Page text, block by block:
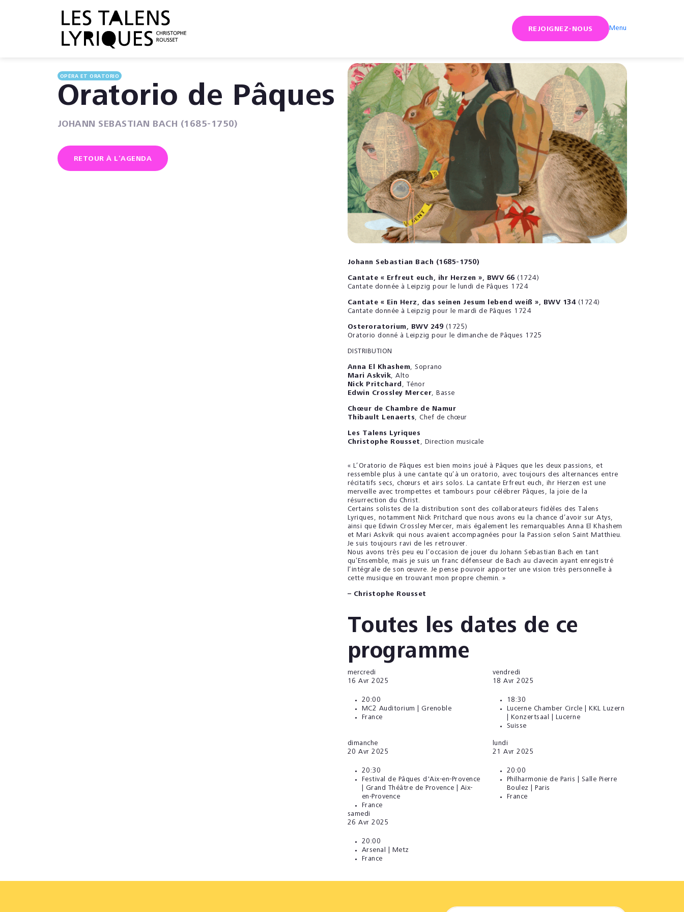
REJOIGNEZ-NOUS Menu
OPÉRA ET ORATORIO
Oratorio de Pâques
JOHANN SEBASTIAN BACH (1685-1750)
RETOUR À L’AGENDA
Johann Sebastian Bach (1685-1750)
Cantate « Erfreut euch, ihr Herzen », BWV 66 (1724)
Cantate donnée à Leipzig pour le lundi de Pâques 1724
Cantate « Ein Herz, das seinen Jesum lebend weiß », BWV 134(1724)
Cantate donnée à Leipzig pour le mardi de Pâques 1724
Osteroratorium, BWV 249 (1725)
Oratorio donné à Leipzig pour le dimanche de Pâques 1725
DISTRIBUTION
Anna El Khashem, Soprano
Mari Askvik, Alto
Nick Pritchard , Ténor
Edwin Crossley Mercer, Basse
Chœur de Chambre de Namur
Thibault Lenaerts, Chef de chœur
Les Talens Lyriques
Christophe Rousset , Direction musicale
« L’Oratorio de Pâques est bien moins joué à Pâques que les deux passions, et
ressemble plus à une cantate qu’à un oratorio, avec toujours des alternances entre
récitatifs secs, chœurs et airs solos. La cantate Erfreut euch, ihr Herzen est une
merveille avec trompettes et tambours pour célébrer Pâques, la joie de la
résurrection du Christ.
Certains solistes de la distribution sont des collaborateurs fidèles des Talens
Lyriques, notamment Nick Pritchard que nous avons eu la chance d’avoir sur Atys,
ainsi que Edwin Crossley Mercer, mais également les remarquables Anna El Khashem
et Mari Askvik qui nous avaient accompagnées pour la Passion selon Saint Matthieu.
Je suis toujours ravi de les retrouver.
Nous avons très peu eu l’occasion de jouer du Johann Sebastian Bach en tant
qu’Ensemble, mais je suis un franc défenseur de Bach au clavecin ayant enregistré
l’intégrale de son œuvre. Je pense pouvoir apporter une vision très personnelle à
cette musique en trouvant mon propre chemin. »
– Christophe Rousset
Toutes les dates de ce
programme
mercredi
16 Avr 2025
20:00
MC2 Auditorium | Grenoble
France
vendredi
18 Avr 2025
18:30
Lucerne Chamber Circle | KKL Luzern
| Konzertsaal | Lucerne
Suisse
dimanche
20 Avr 2025
20:30
Festival de Pâques d'Aix-en-Provence
| Grand Théâtre de Provence | Aix-
en-Provence
France
lundi
21 Avr 2025
20:00
Philharmonie de Paris | Salle Pierre
Boulez | Paris
France
samedi
26 Avr 2025
20:00
Arsenal | Metz
France